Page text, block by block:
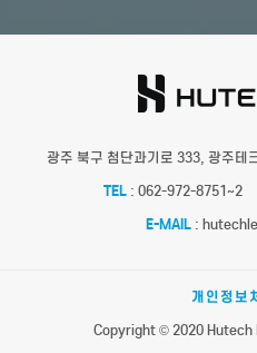
광주 북구 첨단과기로 333, 광주테
TEL : 062-972-8751~2
E-MAIL :
개인정보
Copyright © 2020 Hutech